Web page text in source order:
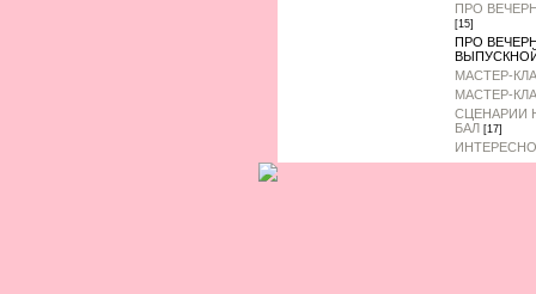
ПРО
[15]
ПРО
МАСТЕР-
МАСТЕР-
СЦЕНАРИИ
БАЛ [17]